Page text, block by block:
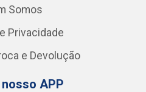
Somos
Privacidade
e Devolução
APP